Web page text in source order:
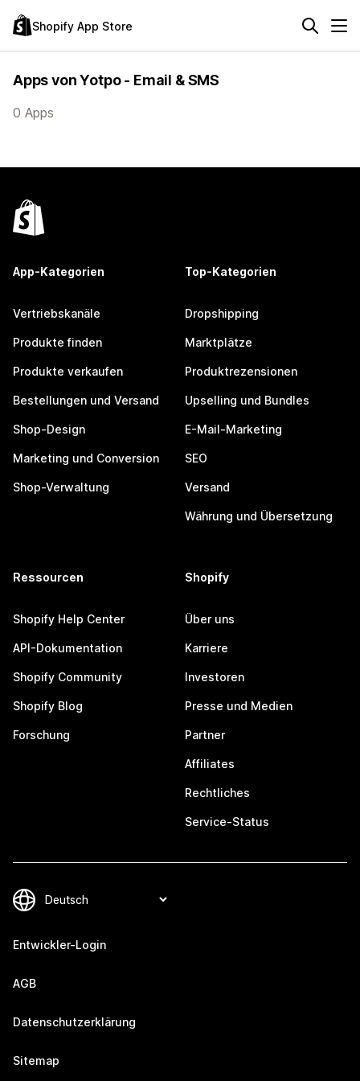
Shopify App Store
Apps von Yotpo - Email & SMS
0 Apps
App-Kategorien
Vertriebskanäle
Produkte finden
Produkte verkaufen
Bestellungen und Versand
Shop-Design
Marketing und Conversion
Shop-Verwaltung
Top-Kategorien
Dropshipping
Marktplätze
Produktrezensionen
Upselling und Bundles
E-Mail-Marketing
SEO
Versand
Währung und Übersetzung
Ressourcen
Shopify Help Center
API-Dokumentation
Shopify Community
Shopify Blog
Forschung
Shopify
Über uns
Karriere
Investoren
Presse und Medien
Partner
Affiliates
Rechtliches
Service-Status
Entwickler-Login
AGB
Datenschutzerklärung
Sitemap